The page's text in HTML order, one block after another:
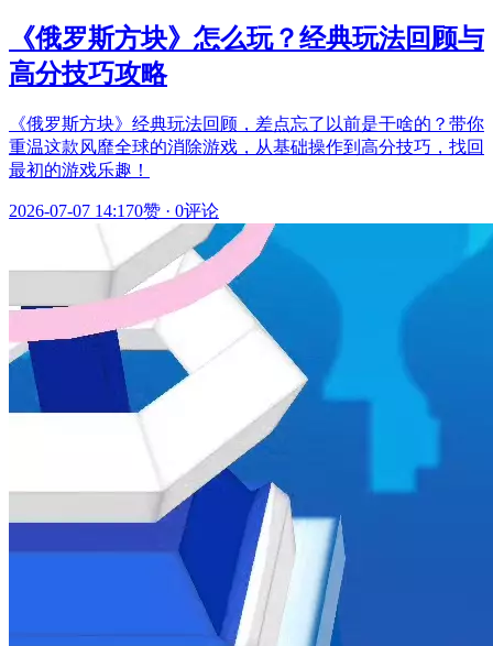
《俄罗斯方块》怎么玩？经典玩法回顾与
高分技巧攻略
《俄罗斯方块》经典玩法回顾，差点忘了以前是干啥的？带你
重温这款风靡全球的消除游戏，从基础操作到高分技巧，找回
最初的游戏乐趣！
2026-07-07 14:170赞 · 0评论